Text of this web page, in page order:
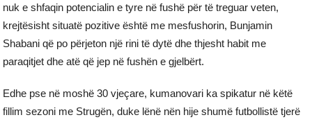
nuk e shfaqin potencialin e tyre në fushë për të treguar veten,
krejtësisht situatë pozitive është me mesfushorin, Bunjamin
Shabani që po përjeton një rini të dytë dhe thjesht habit me
paraqitjet dhe atë që jep në fushën e gjelbërt.
Edhe pse në moshë 30 vjeçare, kumanovari ka spikatur në këtë
fillim sezoni me Strugën, duke lënë nën hije shumë futbollistë tjerë